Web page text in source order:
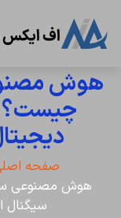
هوش
چیست؟
صفحه
هوش مصنوعی
سیگنال